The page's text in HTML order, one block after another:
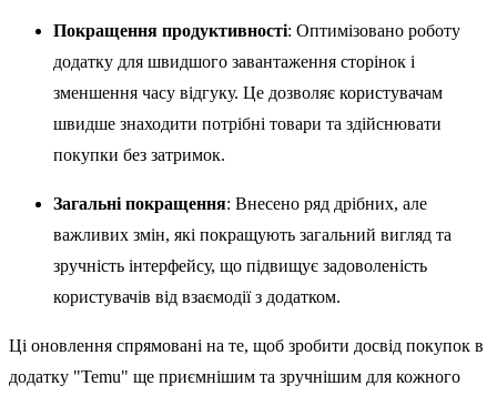
Покращення продуктивності: Оптимізовано роботу
додатку для швидшого завантаження сторінок і
зменшення часу відгуку. Це дозволяє користувачам
швидше знаходити потрібні товари та здійснювати
покупки без затримок.
Загальні покращення: Внесено ряд дрібних, але
важливих змін, які покращують загальний вигляд та
зручність інтерфейсу, що підвищує задоволеність
користувачів від взаємодії з додатком.
Ці оновлення спрямовані на те, щоб зробити досвід покупок в
додатку "Temu" ще приємнішим та зручнішим для кожного